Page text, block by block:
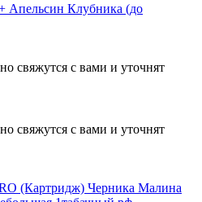
Клубника (до
свяжутся с вами и уточнят
свяжутся с вами и уточнят